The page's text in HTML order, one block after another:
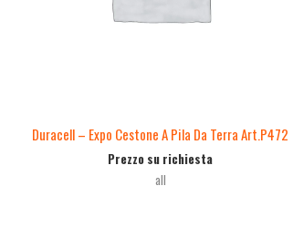
Duracell – Expo Cestone A Pila Da Terra Art.P472
Prezzo su richiesta
all